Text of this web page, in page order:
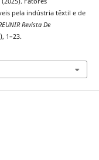
pela indústria têxtil e de
Revista De
1–23.